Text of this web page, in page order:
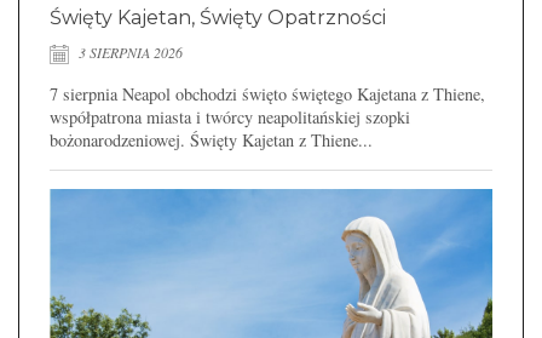
Święty Kajetan, Święty Opatrzności
3 SIERPNIA 2026
7 sierpnia Neapol obchodzi święto świętego Kajetana z Thiene,
współpatrona miasta i twórcy neapolitańskiej szopki
bożonarodzeniowej. Święty Kajetan z Thiene...